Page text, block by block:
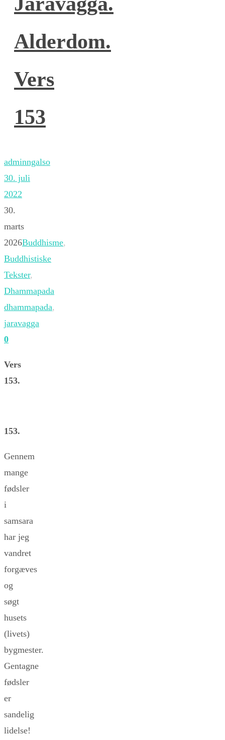
Alderdom.
Vers
153
adminngalso
30. juli
2022
30.
marts
2026Buddhisme,
Buddhistiske
Tekster,
Dhammapada
dhammapada,
jaravagga
0
Vers
153.
153.
Gennem
mange
fødsler
i
samsara
har jeg
vandret
forgæves
og
søgt
husets
(livets)
bygmester.
Gentagne
fødsler
er
sandelig
lidelse!